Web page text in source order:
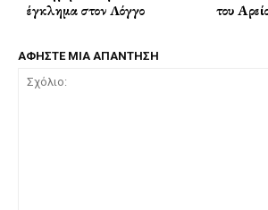
έγκλημα στον Λόγγο
του
ΑΦΗΣΤΕ ΜΙΑ ΑΠΑΝΤΗΣΗ